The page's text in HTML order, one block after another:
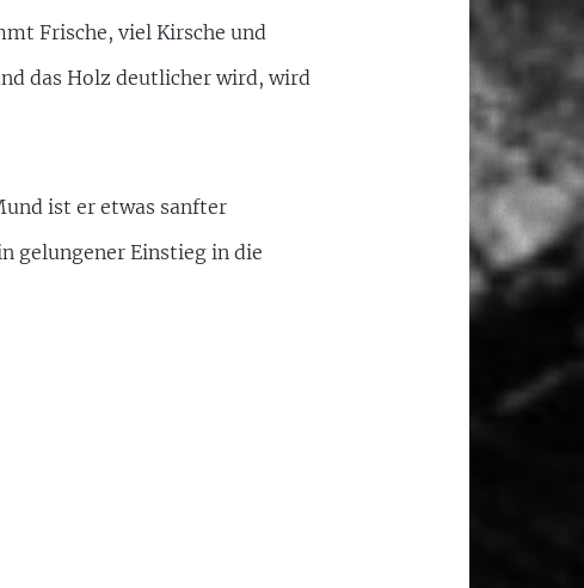
Frische, viel Kirsche und
das Holz deutlicher wird, wird
ist er etwas sanfter
gelungener Einstieg in die